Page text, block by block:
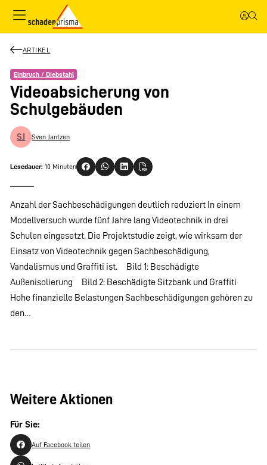
ARTIKEL
Einbruch / Diebstahl
Videoabsicherung von
Schulgebäuden
SJ Sven Jantzen
Lesedauer: 10 Minuten
Anzahl der Sachbeschädigungen deutlich reduziert In einem
Modellversuch wurde fünf Jahre lang Videotechnik in drei
Schulen eingesetzt. Die Projektstudie zeigt, wie wirksam der
Einsatz von Videotechnik gegen Sachbeschädigung,
Vandalismus und Graffiti ist. Bild 1: Beschädigte
Außenisolierung Bild 2: Beschädigte Sitzbank und Graffiti
Hohe finanzielle Belastungen Sachbeschädigungen gehören zu
den…
Weitere Aktionen
Für Sie:
Auf Facebook teilen